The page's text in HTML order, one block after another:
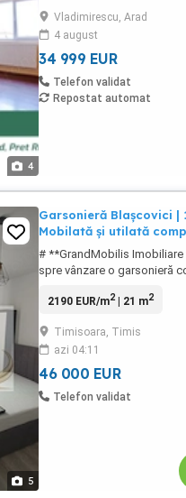
4
tehnice și compartimentare:
mp utili (51 mp construiți).
decomandată: ...
Vladimirescu, Arad
4 august
34 999 EUR
Telefon validat
Repostat automat
5
Garsonieră Blașcovici |
Mobilată și utilată
# **GrandMobilis Imobiliare
spre vânzare o garsonieră
alegere ideală pentru
practică și bine întreținută,
o zonă liniștită a Timișoarei,
facil către mijloace ...
2190 EUR/m2| 21 m2
Timisoara, Timis
azi 04:11
46 000 EUR
Telefon validat